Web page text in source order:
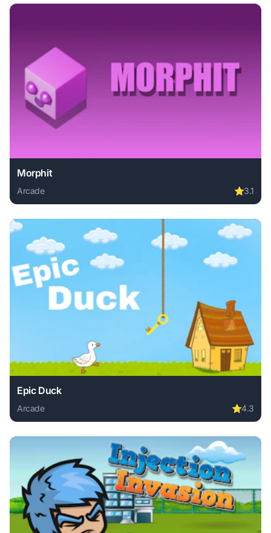
Morphit
Arcade ⭐3.1
Play Morphit online free. arcade game, no download
Epic Duck
Arcade ⭐4.3
Play Epic Duck online free. arcade game, no download